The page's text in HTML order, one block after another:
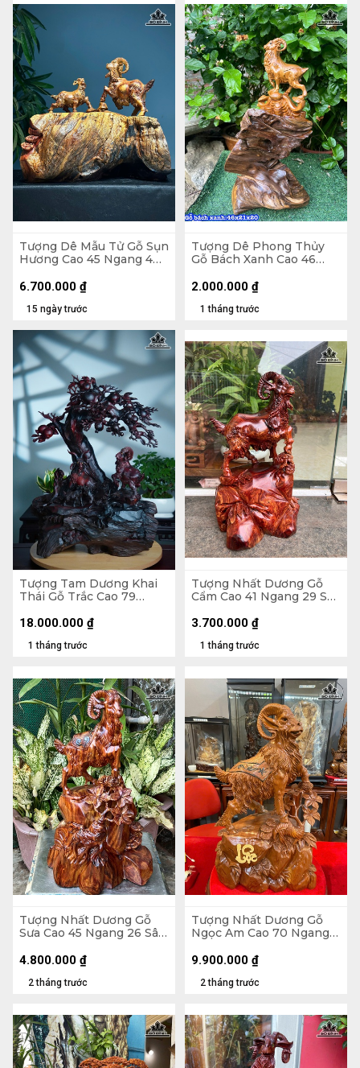
Tượng Dê Mẫu Tử Gỗ Sụn
Hương Cao 45 Ngang 40
15 ngày trước
6.700.000 ₫
Tượng Dê Phong Thủy
Gỗ Bách Xanh Cao 46
1 tháng trước
2.000.000 ₫
Tượng Tam Dương Khai
Thái Gỗ Trắc Cao 79
1 tháng trước
18.000.000 ₫
Tượng Nhất Dương Gỗ
Cẩm Cao 41 Ngang 29 Sâu
1 tháng trước
3.700.000 ₫
Tượng Nhất Dương Gỗ
Sưa Cao 45 Ngang 26 Sâu
2 tháng trước
4.800.000 ₫
Tượng Nhất Dương Gỗ
Ngọc Am Cao 70 Ngang
2 tháng trước
9.900.000 ₫